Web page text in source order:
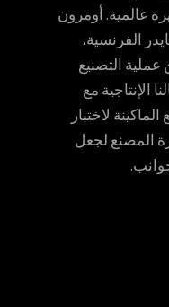
عالمية. أومرون
الفرنسية،
التصنيع
الإنتاجية مع
لاختبار
مغادرة المصنع لجعل